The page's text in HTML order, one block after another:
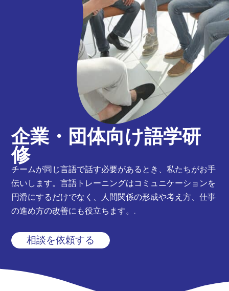
企業・団体向け語学研
修
チームが同じ言語で話す必要があるとき、私たちがお手
伝いします。言語トレーニングはコミュニケーションを
円滑にするだけでなく、人間関係の形成や考え方、仕事
の進め方の改善にも役立ちます。.
相談を依頼する